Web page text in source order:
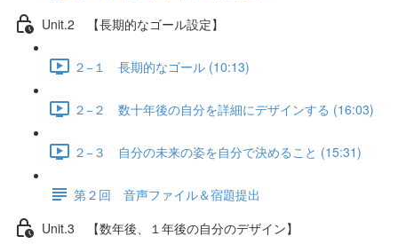
Unit.2 【長期的なゴール設定】
２−１ 長期的なゴール (10:13)
２−２ 数十年後の自分を詳細にデザインする (16:03)
２−３ 自分の未来の姿を自分で決めること (15:31)
第２回 音声ファイル＆宿題提出
Unit.3 【数年後、１年後の自分のデザイン】